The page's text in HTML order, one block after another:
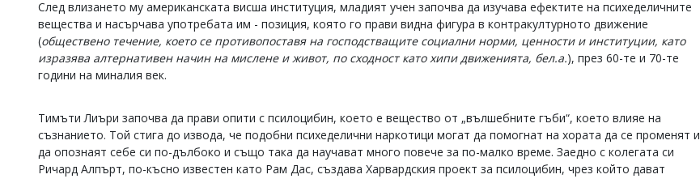
редакцията
отговорност
откриете
След влизането му американската висша институция, младият учен започва да изучава ефектите на психеделичните
вещества и насърчава употребата им - позиция, която го прави видна фигура в контракултурното движение
(обществено течение, което се противопоставя на господстващите социални норми, ценности и институции, като
изразява алтернативен начин на мислене и живот, по сходност като хипи движенията, бел.а.), през 60-те и 70-те
години на миналия век.
Тимъти Лиъри започва да прави опити с псилоцибин, което е вещество от „вълшебните гъби“, което влияе на
съзнанието. Той стига до извода, че подобни психеделични наркотици могат да помогнат на хората да се променят и
да опознаят себе си по-дълбоко и също така да научават много повече за по-малко време. Заедно с колегата си
Ричард Алпърт, по-късно известен като Рам Дас, създава Харвардския проект за псилоцибин, чрез който дават